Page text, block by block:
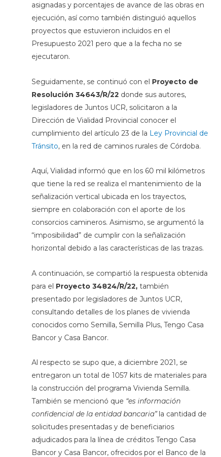
asignadas y porcentajes de avance de las obras en
ejecución, así como también distinguió aquellos
proyectos que estuvieron incluidos en el
Presupuesto 2021 pero que a la fecha no se
ejecutaron.
Seguidamente, se continuó con el Proyecto de
Resolución 34643/R/22 donde sus autores,
legisladores de Juntos UCR, solicitaron a la
Dirección de Vialidad Provincial conocer el
cumplimiento del artículo 23 de la Ley Provincial de
Tránsito, en la red de caminos rurales de Córdoba.
Aquí, Vialidad informó que en los 60 mil kilómetros
que tiene la red se realiza el mantenimiento de la
señalización vertical ubicada en los trayectos,
siempre en colaboración con el aporte de los
consorcios camineros. Asimismo, se argumentó la
“imposibilidad” de cumplir con la señalización
horizontal debido a las características de las trazas.
A continuación, se compartió la respuesta obtenida
para el Proyecto 34824/R/22, también
presentado por legisladores de Juntos UCR,
consultando detalles de los planes de vivienda
conocidos como Semilla, Semilla Plus, Tengo Casa
Bancor y Casa Bancor.
Al respecto se supo que, a diciembre 2021, se
entregaron un total de 1057 kits de materiales para
la construcción del programa Vivienda Semilla.
También se mencionó que “es información
confidencial de la entidad bancaria”la cantidad de
solicitudes presentadas y de beneficiarios
adjudicados para la línea de créditos Tengo Casa
Bancor y Casa Bancor, ofrecidos por el Banco de la